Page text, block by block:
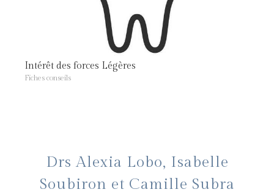
Intérêt des forces Légères
Fiches conseils
Drs Alexia Lobo, Isabelle
Soubiron et Camille Subra